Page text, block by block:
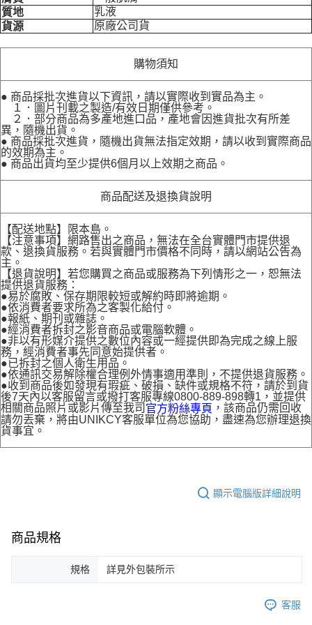
質地
乳液
貨源
原廠公司貨
購物須知
● 商品採批次進貨以下資訊，請以實際收到實品為主。
１．圖片刊載之製造/有效日期僅供參考。
２．部分商品為多產地進口品，產地會因進貨批次有所差
異，隨機出貨。
● 商品採批次進貨，隨機出貨無法指定效期，請以收到實際商品
的效期為主。
● 商品出貨均至少提供6個月以上效期之商品。
商品配送及退換貨說明
【配送地點】限本島。
【注意事項】網路售出之商品，無法在全台實體門市提供退
款、退換貨服務。若與實體門市價格不同時，請以網站公告為
主。
【退貨說明】若您購買之商品或服務為下列情形之一，恕無法
提供退貨服務：
●易於腐敗、保存期限較短或解約時即將逾期。
●依消費者要求所為之客製化給付。
●報紙、期刊或雜誌。
●經消費者拆封之影音商品或電腦軟體。
●非以有形媒介提供之數位內容或一經提供即為完成之線上服
務，經消費者事先同意始提供者。
●已拆封之個人衛生用品。
●依通訊交易解除權合理例外情事適用準則，不提供退貨服務。
●收到商品後如發現有瑕疵、破損、缺件或規格不符，請於到貨
後7天內以客服留言或撥打客服專線0800-889-898轉1，並提供
相關商品照片或影片傳至我司 官方粉絲專頁 ，該商品仍需回收
請勿丟棄，將由UNIKCY客服單位為您協助，盡速為您辦理退換
貨事宜。
顯示電腦版詳細說明
商品規格
規格 詳見外包裝所示
客服